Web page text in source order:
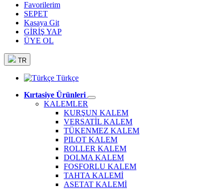
Favorilerim
SEPET
Kasaya Git
GİRİŞ YAP
ÜYE OL
TR
Türkçe
Kırtasiye Ürünleri
KALEMLER
KURŞUN KALEM
VERSATİL KALEM
TÜKENMEZ KALEM
PILOT KALEM
ROLLER KALEM
DOLMA KALEM
FOSFORLU KALEM
TAHTA KALEMİ
ASETAT KALEMİ